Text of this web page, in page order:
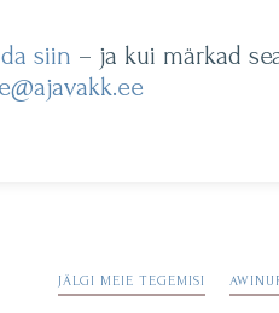
siin – ja kui märkad
JÄLGI MEIE TEGEMISI